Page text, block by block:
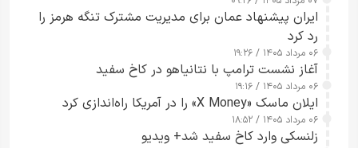
ایران پیشنهاد عمان برای مدیریت مشترک تنگه هرمز را
رد کرد
۰۶ مرداد ۱۴۰۵ / ۱۹:۲۶
آغاز نشست ترامپ با نتانیاهو در کاخ سفید
۰۶ مرداد ۱۴۰۵ / ۱۹:۱۶
ایلان ماسک «X Money» را در آمریکا راه‌اندازی کرد
۰۶ مرداد ۱۴۰۵ / ۱۸:۵۲
زلنسکی وارد کاخ سفید شد+ ویدیو